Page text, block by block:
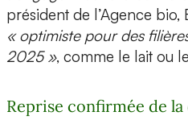
président de l’Agence
« optimiste pour des
2025 », comme le lait ou
Reprise confirmée de la